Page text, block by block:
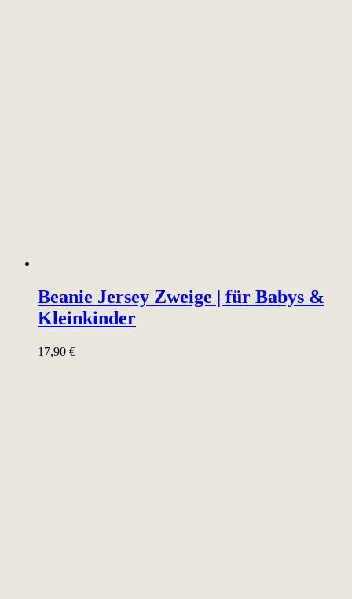
Beanie Jersey Zweige | für Babys &
Kleinkinder
17,90 €